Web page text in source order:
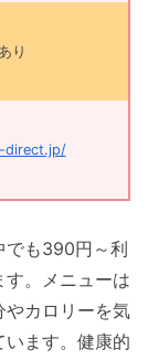
り
direct.jp/
でも390円～利
。メニューは
やカロリーを気
ます。健康的